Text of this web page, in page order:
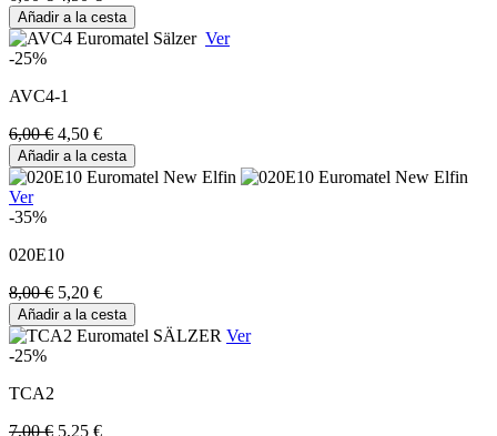
Añadir a la cesta
Ver
-25%
AVC4-1
6,00 € 4,50 €
Añadir a la cesta
Ver
-35%
020E10
8,00 € 5,20 €
Añadir a la cesta
Ver
-25%
TCA2
7,00 € 5,25 €